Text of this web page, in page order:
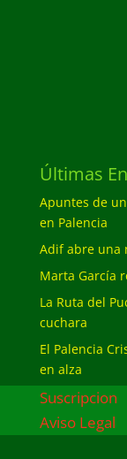
Últimas
Apuntes de
en Palencia
Adif abre una
Marta García
La Ruta del
cuchara
El Palencia
en alza
Suscripcion
Aviso Legal